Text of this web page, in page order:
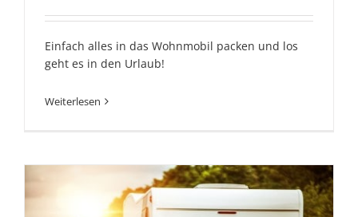
Einfach alles in das Wohnmobil packen und los
geht es in den Urlaub!
Weiterlesen